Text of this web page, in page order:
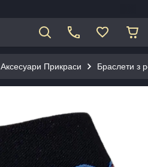
Аксесуари Прикраси Браслети з